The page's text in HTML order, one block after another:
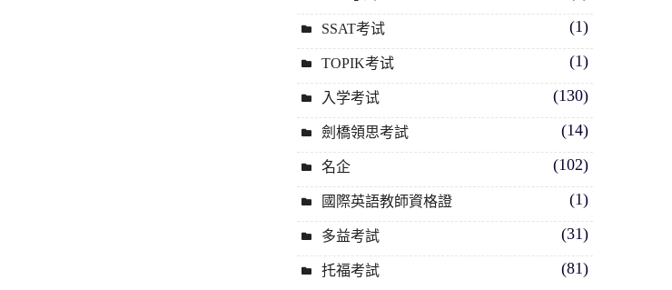
SSAT考试 (1)
TOPIK考试 (1)
入学考试 (130)
劍橋領思考試 (14)
名企 (102)
國際英語教師資格證 (1)
多益考試 (31)
托福考試 (81)